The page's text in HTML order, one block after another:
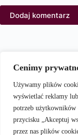
Cenimy
Używamy plików
wyświetlać reklamy
potrzeb użytkowników
przycisku „Akceptuj
przez nas plików
Dodaj komentarz
PortalModowy.pl to
modzie, urodzie i
czytelników do
dbania o swój wygląd i